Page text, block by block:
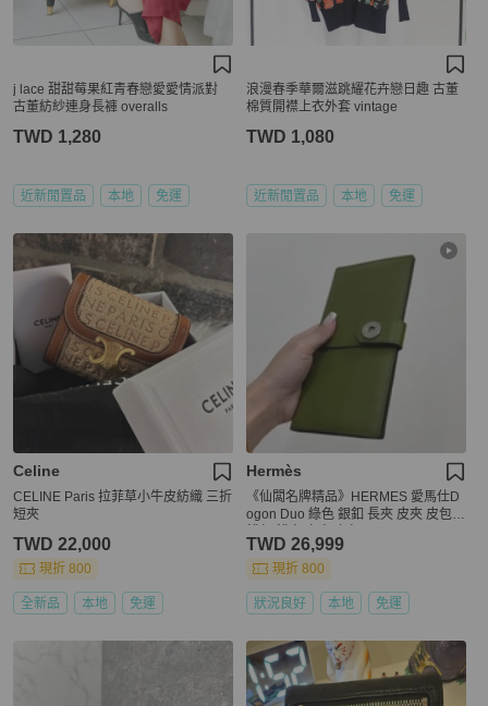
j lace 甜甜莓果紅青春戀愛愛情派對
古董紡紗連身長褲 overalls
TWD 1,280
近新閒置品 本地 免運
浪漫春季華爾滋跳耀花卉戀日趣 古董
棉質開襟上衣外套 vintage
TWD 1,080
近新閒置品 本地 免運
Celine
CELINE Paris 拉菲草小牛皮紡織 三折
短夾
TWD 22,000
現折 800
全新品 本地 免運
Hermès
《仙闆名牌精品》HERMES 愛馬仕D
ogon Duo 綠色 銀釦 長夾 皮夾 皮包
TWD 26,999
現折 800
狀況良好 本地 免運